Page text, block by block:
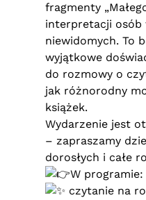
fragmenty
interpretacji osób
niewidomych. To
wyjątkowe
do rozmowy o
jak różnorodny
książek.
Wydarzenie jest
– zapraszamy
dorosłych i całe
W programie:
czytanie na